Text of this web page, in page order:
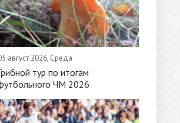
август 2026, Среда
тур по итогам
ЧМ 2026